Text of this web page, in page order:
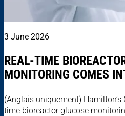
3 June 2026
REAL-TIME
MONITORING COMES
(Anglais uniquement) Hamilton’s
time bioreactor glucose